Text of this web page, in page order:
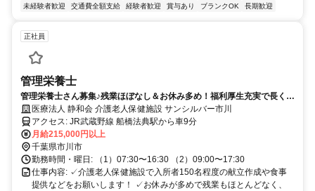
未経験者歓迎 交通費全額支給 経験者歓迎 賞与あり ブランクOK 長期歓迎
正社員
管理栄養士
管理栄養士さん募集♪残業ほぼなし＆お休み多め！福利厚生充実で長く安
心して働ける介護老人保健施設です☆
医療法人 静和会 介護老人保健施設 サンシルバー市川
アクセス: JR武蔵野線 船橋法典駅から車9分
月給215,000円以上
千葉県市川市
勤務時間・曜日: （1）07:30〜16:30 （2）09:00〜17:30
仕事内容: ✓介護老人保健施設で入所者150名程度の献立作成や食事
提供などをお願いします！ ✓お休みが多めで残業もほとんどなく、